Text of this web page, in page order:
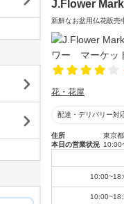
J.Flower
新鮮なお盆用仏花販売
花・花屋
配達・デリバリー対
住所
東京
本日の営業状況 10:00